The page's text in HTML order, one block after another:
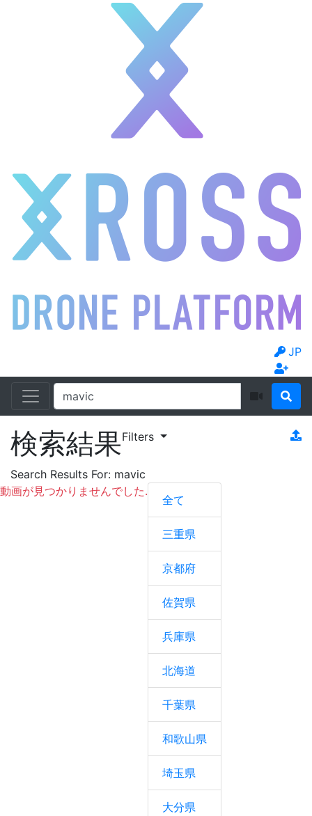
JP
検索結果Filters
Search Results For: mavic
動画が見つかりませんでした.
全て
三重県
京都府
佐賀県
兵庫県
北海道
千葉県
和歌山県
埼玉県
大分県